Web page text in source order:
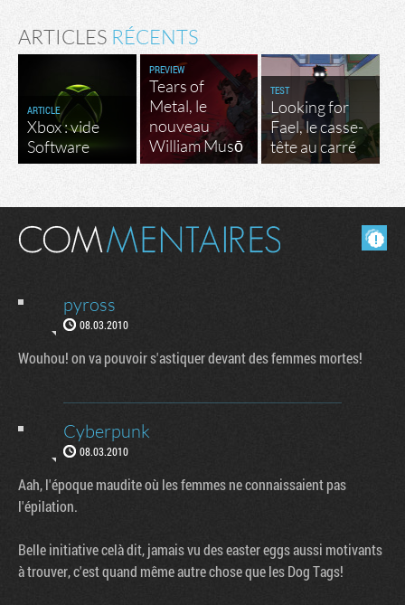
ARTICLES RÉCENTS
ARTICLE
Xbox : vide
Software
PREVIEW
Tears of
Metal, le
nouveau
William Musō
TEST
Looking for
Fael, le casse-
tête au carré
Masquer les commentaires lus.
pyross
08.03.2010
Wouhou! on va pouvoir s'astiquer devant des femmes mortes!
Cyberpunk
08.03.2010
Aah, l'époque maudite où les femmes ne connaissaient pas
l'épilation.
Belle initiative celà dit, jamais vu des easter eggs aussi motivants
à trouver, c'est quand même autre chose que les Dog Tags!